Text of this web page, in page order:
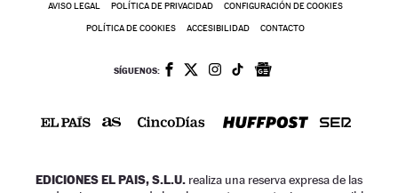
AVISO LEGAL POLÍTICA DE PRIVACIDAD CONFIGURACIÓN DE COOKIES
POLÍTICA DE COOKIES ACCESIBILIDAD CONTACTO
SÍGUENOS:
EDICIONES EL PAIS, S.L.U. realiza una reserva expresa de las